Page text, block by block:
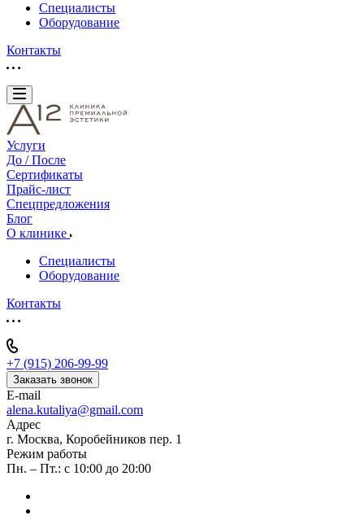
Специалисты
Оборудование
Контакты
Услуги
До / После
Сертификаты
Прайс-лист
Спецпредложения
Блог
О клинике
Специалисты
Оборудование
Контакты
+7 (915) 206-99-99
Заказать звонок
E-mail
alena.kutaliya@gmail.com
Адрес
г. Москва, Коробейников пер. 1
Режим работы
Пн. – Пт.: с 10:00 до 20:00